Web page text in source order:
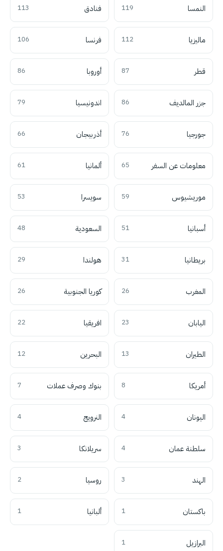
النمسا 119 فنادق 113
ماليزيا 112 فرنسا 106
قطر 87 أوروبا 86
جزر المالديف 86 اندونيسيا 79
جورجيا 76 أذربيجان 66
معلومات عن السفر 65 ألمانيا 61
موريشيوس 59 سويسرا 53
أسبانيا 51 السعودية 48
بريطانيا 31 هولندا 29
المغرب 26 كوريا الجنوبية 26
اليابان 23 افريقيا 22
الطيران 13 البحرين 12
أمريكا 8 بنوك وصرف عملات 7
اليونان 4 النرويج 4
سلطنة عمان 4 سريلانكا 3
الهند 3 روسيا 2
باكستان 1 ألبانيا 1
البرازيل 1